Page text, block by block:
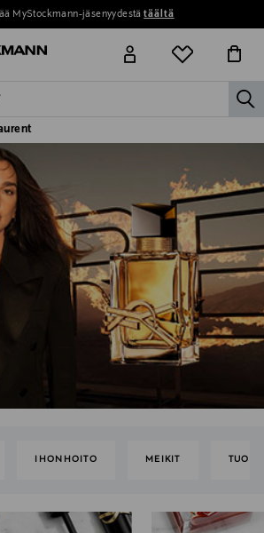
MyStockmann-jäsenyydestätäältä
MIEHET
IHONHOITO MEIKIT